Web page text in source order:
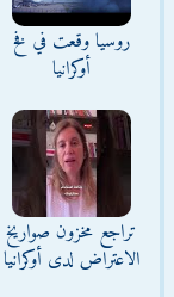
روسيا وقعت في فخ
أوكرانيا
تراجع مخزون صواريخ
الاعتراض لدى أوكرانيا